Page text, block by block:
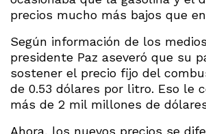
precios mucho más bajos que
Según información de los
presidente Paz aseveró que su
sostener el precio fijo del
de 0.53 dólares por litro. Eso le
más de 2 mil millones de
Ahora, los nuevos precios se